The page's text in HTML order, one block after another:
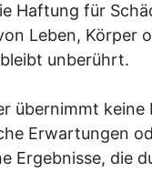
Haftung für
Leben, Körper
unberührt.
übernimmt
Erwartungen
Ergebnisse, die